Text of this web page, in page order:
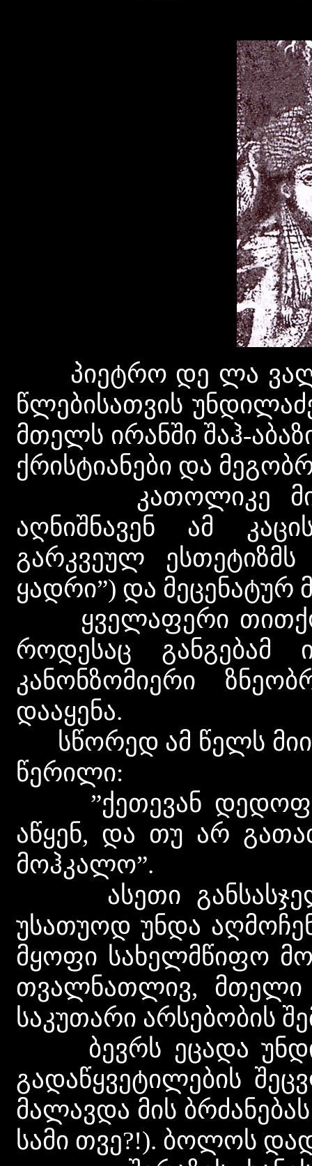
პიეტრო დე ლა
წლებისათვის
მთელს ირანში შაჰ-
ქრისტიანები და
კათოლიკე
აღნიშნავენ ამ
გარკვეულ
ყადრი”) და მეცენატურ
ყველაფერი
როდესაც განგებამ
კანონზომიერი
დააყენა.
სწორედ ამ წელს
წერილი:
”ქეთევან
აწყენ, და თუ არ
მოჰკალო”.
ასეთი
უსათუოდ უნდა
მყოფი სახელმწიფო
თვალნათლივ, მთელი
საკუთარი არსებობის
ბევრს ეცადა
გადაწყვეტილების
მალავდა მის
სამი თვე?!). ბოლოს